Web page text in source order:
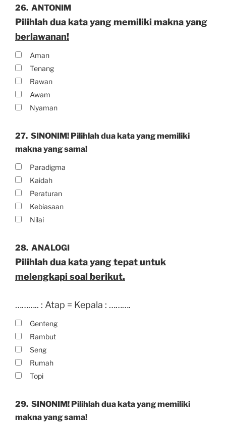
26. ANTONIM
Pilihlah dua kata yang memiliki makna yang
berlawanan!
Aman
Tenang
Rawan
Awam
Nyaman
27. SINONIM! Pilihlah dua kata yang memiliki
makna yang sama!
Paradigma
Kaidah
Peraturan
Kebiasaan
Nilai
28. ANALOGI
Pilihlah dua kata yang tepat untuk
melengkapi soal berikut.
……….. : Atap = Kepala : ……….
Genteng
Rambut
Seng
Rumah
Topi
29. SINONIM! Pilihlah dua kata yang memiliki
makna yang sama!